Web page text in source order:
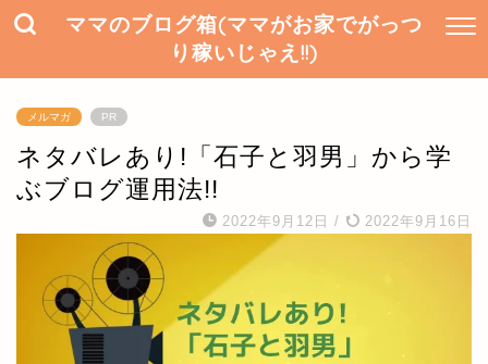
ママのブログ箱(ママがお家でがっつ
り稼いじゃえ!!)
メルマガ PR
ネタバレあり!「石子と羽男」から学
ぶブログ運用法!!
2022年9月12日 / 2022年9月16日